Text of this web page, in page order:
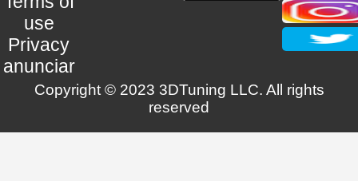
use
Privacy
anunciar
Copyright © 2023 3DTuning LLC. All rights
reserved